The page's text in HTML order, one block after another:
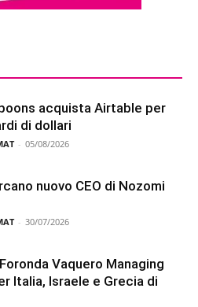
acquista Airtable per
di dollari
- 05/08/2026
nuovo CEO di Nozomi
- 30/07/2026
Vaquero Managing
Italia, Israele e Grecia di